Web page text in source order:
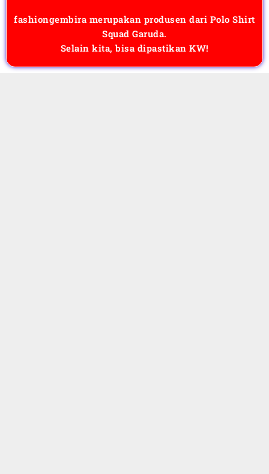
fashiongembira merupakan produsen dari Polo Shirt
Squad Garuda.
Selain kita, bisa dipastikan KW!